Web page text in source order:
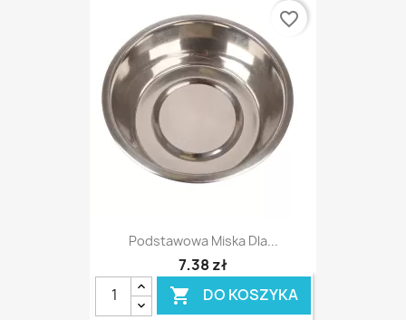
Podstawowa Miska Dla...
7,38 zł
 DO KOSZYKA
favorite_border